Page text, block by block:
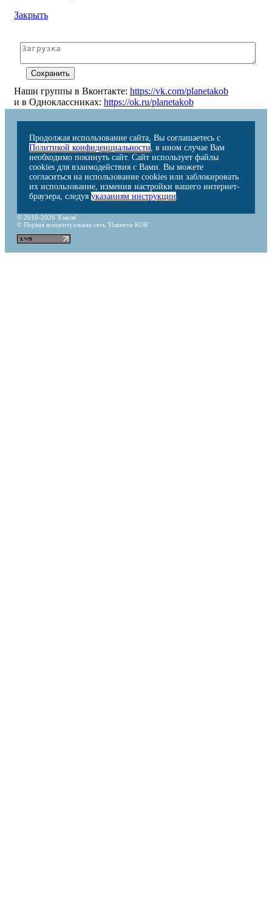
Закрыть
Наши группы в Вконтакте: https://vk.com/planetakob
и в Одноклассниках: https://ok.ru/planetakob
Продолжая использование сайта, Вы соглашаетесь с
Политикой конфиденциальности , в ином случае Вам
необходимо покинуть сайт. Сайт использует файлы
cookies для взаимодействия с Вами. Вы можете
согласиться на использование cookies или заблокировать
их использование, изменив настройки вашего интернет-
браузера, следуя указаниям инструкции
© 2010-2026 'Емеля'
© Первая концептуальная сеть 'Планета-КОБ'